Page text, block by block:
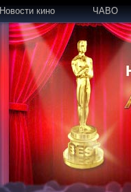
Новости кино ЧАВО